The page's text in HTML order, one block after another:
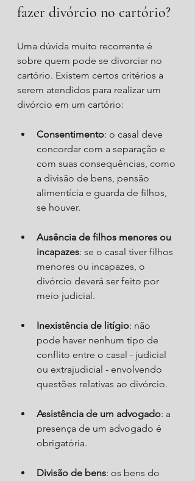
fazer divórcio no cartório?
Uma dúvida muito recorrente é
sobre quem pode se divorciar no
cartório. Existem certos critérios a
serem atendidos para realizar um
divórcio em um cartório:
Consentimento: o casal deve
concordar com a separação e
com suas consequências, como
a divisão de bens, pensão
alimentícia e guarda de filhos,
se houver.
Ausência de filhos menores ou
incapazes: se o casal tiver filhos
menores ou incapazes, o
divórcio deverá ser feito por
meio judicial.
Inexistência de litígio: não
pode haver nenhum tipo de
conflito entre o casal - judicial
ou extrajudicial - envolvendo
questões relativas ao divórcio.
Assistência de um advogado: a
presença de um advogado é
obrigatória.
Divisão de bens: os bens do